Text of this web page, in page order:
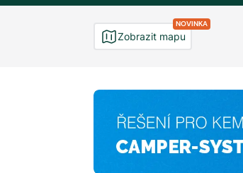
NOVINKA
Zobrazit mapu